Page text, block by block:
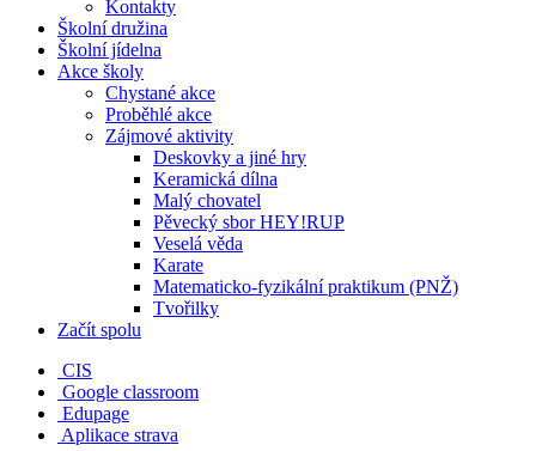
Kontakty
Školní družina
Školní jídelna
Akce školy
Chystané akce
Proběhlé akce
Zájmové aktivity
Deskovky a jiné hry
Keramická dílna
Malý chovatel
Pěvecký sbor HEY!RUP
Veselá věda
Karate
Matematicko-fyzikální praktikum (PNŽ)
Tvořilky
Začít spolu
CIS
Google classroom
Edupage
Aplikace strava